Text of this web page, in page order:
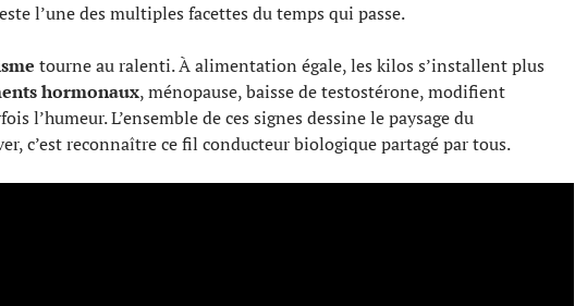
l’une des multiples facettes du temps qui passe.
tourne au ralenti. À alimentation égale, les kilos s’installent plus
hormonaux, ménopause, baisse de testostérone, modifient
l’humeur. L’ensemble de ces signes dessine le paysage du
c’est reconnaître ce fil conducteur biologique partagé par tous.